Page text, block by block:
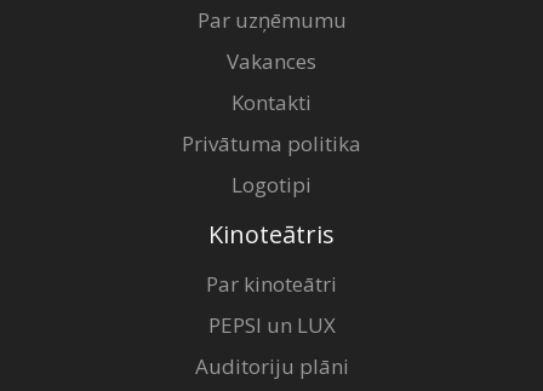
Par uzņēmumu
Vakances
Kontakti
Privātuma politika
Logotipi
Kinoteātris
Par kinoteātri
PEPSI un LUX
Auditoriju plāni